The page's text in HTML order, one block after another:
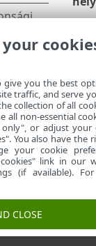
2.
3.
Ekkor
viszont
give you the best
traffic, and serve
collection of all
all non-essential
only", or adjust your
You also have the
your cookie
link in our
(if available).
CLOSE